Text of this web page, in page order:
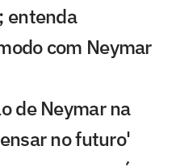
entenda
com Neymar
de Neymar na
no futuro'